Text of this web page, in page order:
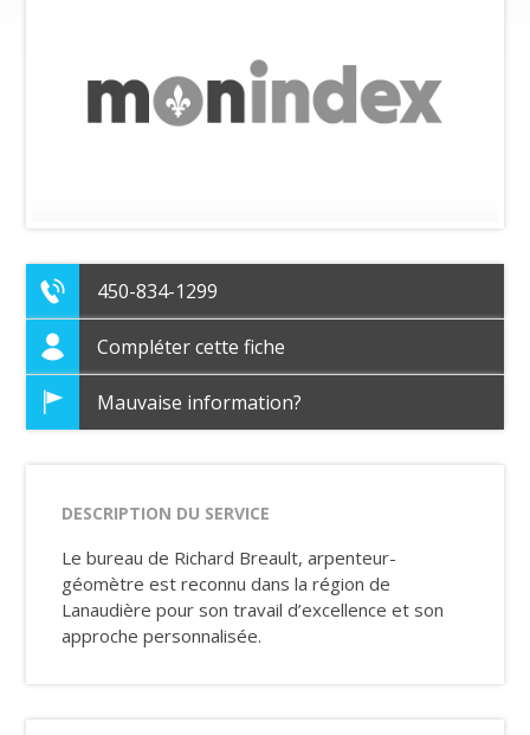
450-834-1299
Compléter cette fiche
Mauvaise information?
DESCRIPTION DU SERVICE
Le bureau de Richard Breault, arpenteur-
géomètre est reconnu dans la région de
Lanaudière pour son travail d’excellence et son
approche personnalisée.